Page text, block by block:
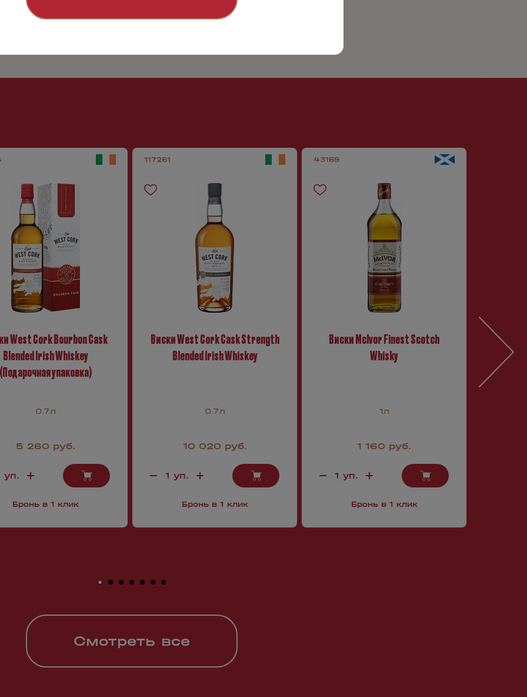
West Cork Bourbon Cask
Blended Irish Whiskey
(Подарочная упаковка)
0.7л
5 260 руб.
Бронь в 1 клик
117261
Виски West Cork Cask Strength
Blended Irish Whiskey
0.7л
10 020 руб.
Бронь в 1 клик
43169
Виски McIvor Finest Scotch
Whisky
1л
1 160 руб.
Бронь в 1 клик
Виски
malt
Смотреть все